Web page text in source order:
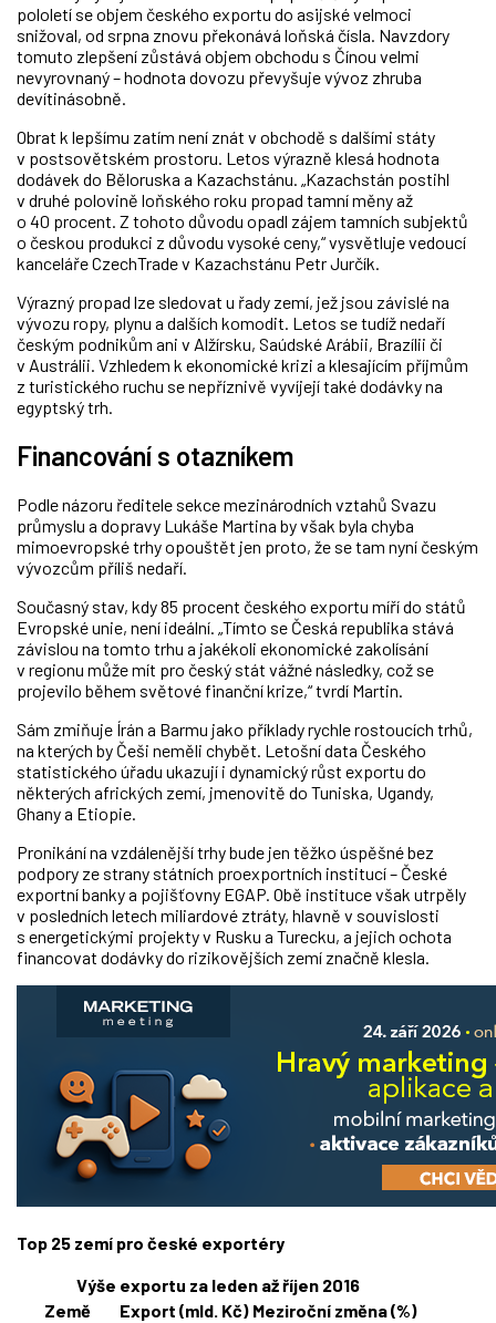
pololetí se objem českého exportu do asijské velmoci
snižoval, od srpna znovu překonává loňská čísla. Navzdory
tomuto zlepšení zůstává objem obchodu s Čínou velmi
nevyrovnaný – hodnota dovozu převyšuje vývoz zhruba
devítinásobně.
Obrat k lepšímu zatím není znát v obchodě s dalšími státy
v postsovětském prostoru. Letos výrazně klesá hodnota
dodávek do Běloruska a Kazachstánu. „Kazachstán postihl
v druhé polovině loňského roku propad tamní měny až
o 40 procent. Z tohoto důvodu opadl zájem tamních subjektů
o českou produkci z důvodu vysoké ceny,“ vysvětluje vedoucí
kanceláře CzechTrade v Kazachstánu Petr Jurčík.
Výrazný propad lze sledovat u řady zemí, jež jsou závislé na
vývozu ropy, plynu a dalších komodit. Letos se tudíž nedaří
českým podnikům ani v Alžírsku, Saúdské Arábii, Brazílii či
v Austrálii. Vzhledem k ekonomické krizi a klesajícím příjmům
z turistického ruchu se nepříznivě vyvíjejí také dodávky na
egyptský trh.
Financování s otazníkem
Podle názoru ředitele sekce mezinárodních vztahů Svazu
průmyslu a dopravy Lukáše Martina by však byla chyba
mimoevropské trhy opouštět jen proto, že se tam nyní českým
vývozcům příliš nedaří.
Současný stav, kdy 85 procent českého exportu míří do států
Evropské unie, není ideální. „Tímto se Česká republika stává
závislou na tomto trhu a jakékoli ekonomické zakolísání
v regionu může mít pro český stát vážné následky, což se
projevilo během světové finanční krize,“ tvrdí Martin.
Sám zmiňuje Írán a Barmu jako příklady rychle rostoucích trhů,
na kterých by Češi neměli chybět. Letošní data Českého
statistického úřadu ukazují i dynamický růst exportu do
některých afrických zemí, jmenovitě do Tuniska, Ugandy,
Ghany a Etiopie.
Pronikání na vzdálenější trhy bude jen těžko úspěšné bez
podpory ze strany státních proexportních institucí – České
exportní banky a pojišťovny EGAP. Obě instituce však utrpěly
v posledních letech miliardové ztráty, hlavně v souvislosti
s energetickými projekty v Rusku a Turecku, a jejich ochota
financovat dodávky do rizikovějších zemí značně klesla.
Top 25 zemí pro české exportéry
Výše exportu za leden až říjen 2016
Země
Export (mld. Kč) Meziroční změna (%)